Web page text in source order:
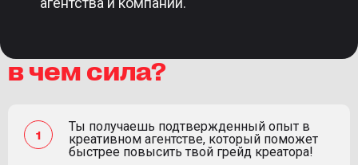
в чем сила?
Ты получаешь подтвержденный опыт в
креативном агентстве, который поможет
быстрее повысить твой грейд креатора!